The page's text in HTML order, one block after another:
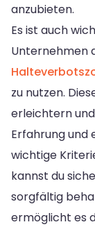
anzubieten.
Es ist auch
Unternehmen
zu nutzen.
erleichtern
Erfahrung und
wichtige
kannst du
sorgfältig
ermöglicht es